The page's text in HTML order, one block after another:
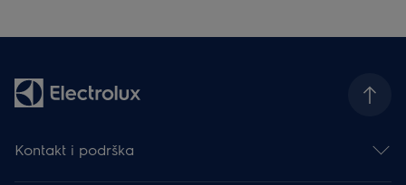
Kontakt i podrška